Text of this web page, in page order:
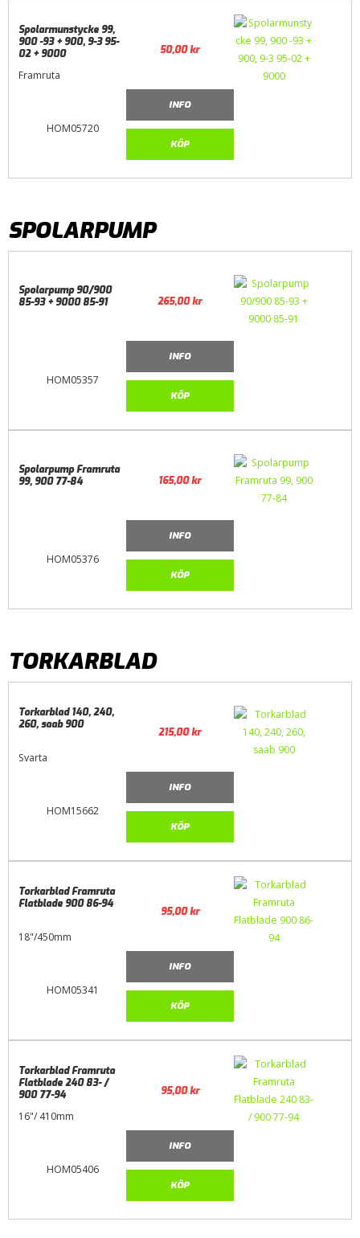
HOM05720
Spolarmunstycke 99,
900 -93 + 900, 9-3 95-
02 + 9000
Framruta
50,00kr
INFO
KÖP
SPOLARPUMP
HOM05357
Spolarpump 90/900
85-93 + 9000 85-91
265,00kr
INFO
KÖP
HOM05376
Spolarpump Framruta
99, 900 77-84
165,00kr
INFO
KÖP
TORKARBLAD
HOM15662
Torkarblad 140, 240,
260, saab 900
Svarta
215,00kr
INFO
KÖP
HOM05341
Torkarblad Framruta
Flatblade 900 86-94
18"/450mm
95,00kr
INFO
KÖP
HOM05406
Torkarblad Framruta
Flatblade 240 83- /
900 77-94
16"/ 410mm
95,00kr
INFO
KÖP